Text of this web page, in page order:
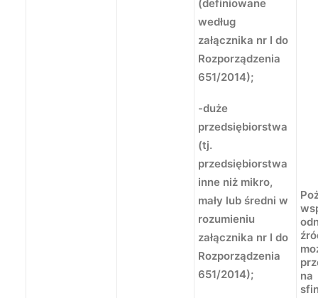
(definiowane
według
załącznika nr I do
Rozporządzenia
651/2014);
-duże
przedsiębiorstwa
(tj.
przedsiębiorstwa
inne niż mikro,
mały lub średni w
rozumieniu
załącznika nr I do
Rozporządzenia
651/2014);
na